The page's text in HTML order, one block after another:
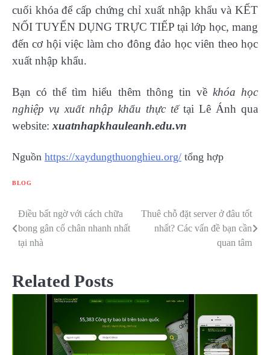
cuối khóa để cấp chứng chỉ xuất nhập khẩu và KẾT
NỐI TUYỂN DỤNG TRỰC TIẾP tại lớp học, mang
đến cơ hội việc làm cho đông đảo học viên theo học
xuất nhập khẩu.
Bạn có thể tìm hiểu thêm thông tin về khóa học
nghiệp vụ xuất nhập khẩu thực tếtại Lê Ánh qua
website: xuatnhapkhauleanh.edu.vn
Nguồn https://xaydungthuonghieu.org/ tổng hợp
BLOG
Điều
hướng
viết
Điều bất ngờ với cách chữa
bong gân cổ chân nhanh nhất
tại nhà
Thuê chỗ đặt server ở đâu tốt
nhất? Các vấn đề bạn cần
quan tâm
Related Posts